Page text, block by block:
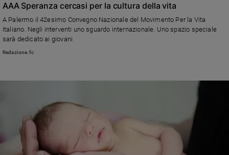
AAA Speranza cercasi per la cultura della vita
A Palermo il 42esimo Convegno Nazionale del Movimento Per la Vita
Italiano. Negli interventi uno sguardo internazionale. Uno spazio speciale
sarà dedicato ai giovani
Redazione.fc